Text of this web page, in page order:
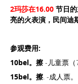
2玛莎在16.00 节日
亮的火表演，民间迪
参观费用:
10bel。擦 -儿童票
15bel。擦. -成人票。